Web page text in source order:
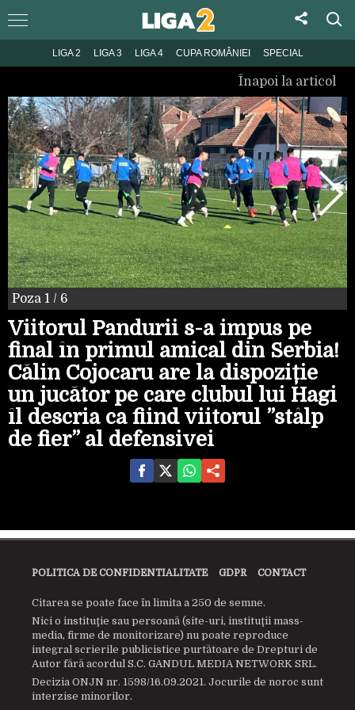
LIGA 2 LIGA 3 LIGA 4 CUPA ROMÂNIEI SPECIAL
Înapoi la articol
Poza 1 / 6
Viitorul Pandurii s-a impus pe
final în primul amical din Serbia!
Călin Cojocaru are la dispoziție
un jucător pe care clubul lui Hagi
îl descria ca fiind viitorul ”stâlp
de fier” al defensivei
POLITICA DE CONFIDENTIALITATE GDPR CONTACT
Citarea se poate face în limita a 250 de semne.
Nici o instituţie sau persoană (site-uri, instituţii mass-
media, firme de monitorizare) nu poate reproduce
integral scrierile publicistice purtătoare de Drepturi de
Autor fără acordul S.C. GANDUL MEDIA NETWORK SRL.
Decizia ONJN nr. 1598/16.09.2021. Jocurile de noroc sunt
interzise minorilor.